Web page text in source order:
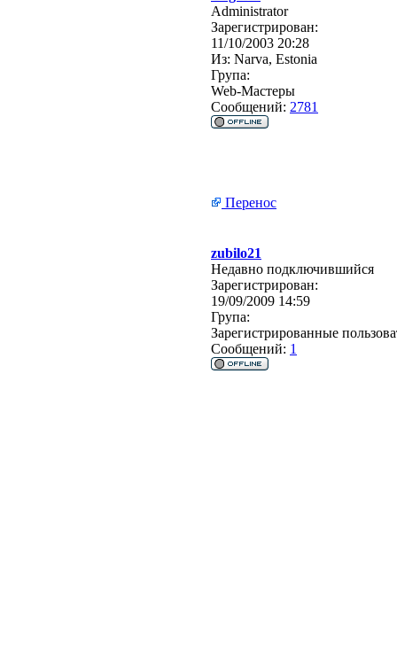
Administrator
Зарегистрирован:
11/10/2003 20:28
Из: Narva, Estonia
Група:
Web-Мастеры
Сообщений: 2781
Перенос
zubilo21
Недавно подключившийся
Зарегистрирован:
19/09/2009 14:59
Група:
Зарегистрированные
Сообщений: 1